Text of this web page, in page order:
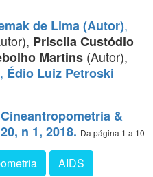
de Lima (Autor),
Priscila Custódio
Martins (Autor),
, Édio Luiz Petroski
&
n 1, 2018. Da página 1 a 10
AIDS